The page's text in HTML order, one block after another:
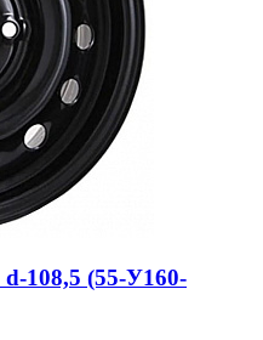
108,5 (55-У160-